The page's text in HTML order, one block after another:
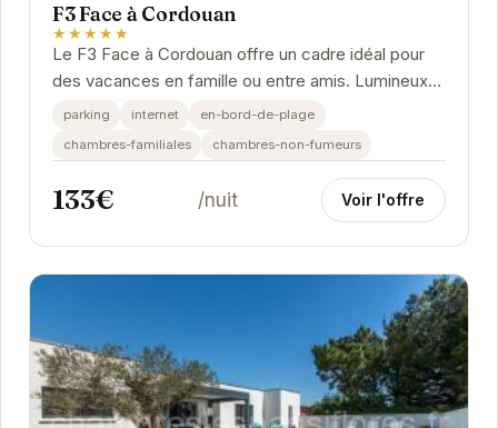
F3 Face à Cordouan
★★★★★
Le F3 Face à Cordouan offre un cadre idéal pour
des vacances en famille ou entre amis. Lumineux
et spacieux, l'appartement dispose de tout le...
parking internet
en-bord-de-plage
chambres-familiales
chambres-non-fumeurs
133€ /nuit Voir l'offre